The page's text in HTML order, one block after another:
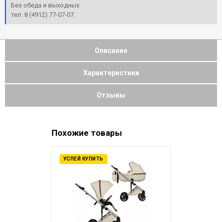
Без обеда и выходных
тел. 8 (4912) 77-07-07.
Описание
Характеристики
Отзывы
Похожие товары
УСПЕЙ КУПИТЬ